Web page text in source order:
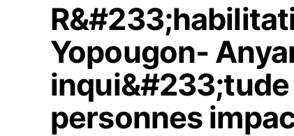
Yopougon-
personnes